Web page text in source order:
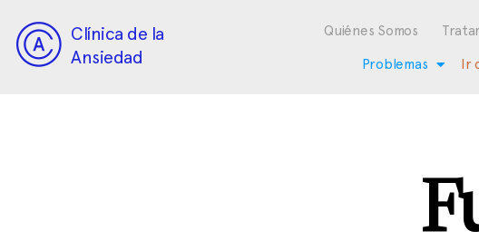
Clínica de la
Ansiedad
Quiénes Somos
Problemas Ir